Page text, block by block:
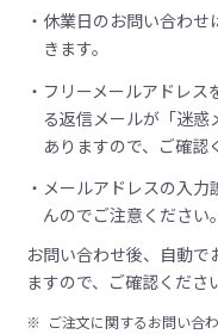
休業日のお問い合わせ
きます。
フリーメールアドレス
る返信メールが「迷惑
ありますので、ご確認
メールアドレスの入力
んのでご注意ください。
お問い合わせ後、自動
ますので、ご確認くださ
※ ご注文に関するお問い合わ